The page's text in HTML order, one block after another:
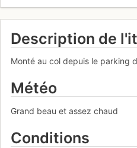
Description de
Monté au col depuis le parking
Météo
Grand beau et assez chaud
Conditions